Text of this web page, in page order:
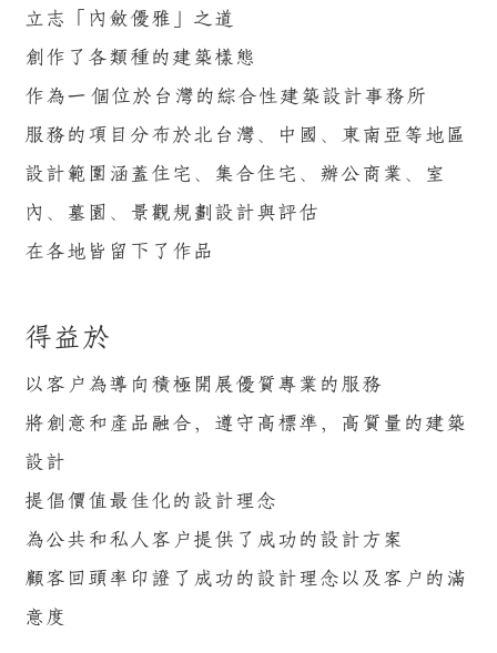
立志「內斂優雅」之道
創作了各類種的建築樣態
作為一個位於台灣的綜合性建築設計事務所
服務的項目分布於北台灣、中國、東南亞等地區
設計範圍涵蓋住宅、集合住宅、辦公商業、室
內、墓園、景觀規劃設計與評估
在各地皆留下了作品
得益於
以客戶為導向積極開展優質專業的服務
將創意和產品融合，遵守高標準，高質量的建築
設計
提倡價值最佳化的設計理念
為公共和私人客戶提供了成功的設計方案
顧客回頭率印證了成功的設計理念以及客戶的滿
意度